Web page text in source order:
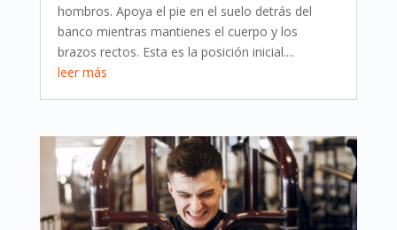
hombros. Apoya el pie en el suelo detrás del
banco mientras mantienes el cuerpo y los
brazos rectos. Esta es la posición inicial....
leer más